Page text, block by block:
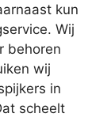
kun
Wij
behoren
wij
in
scheelt